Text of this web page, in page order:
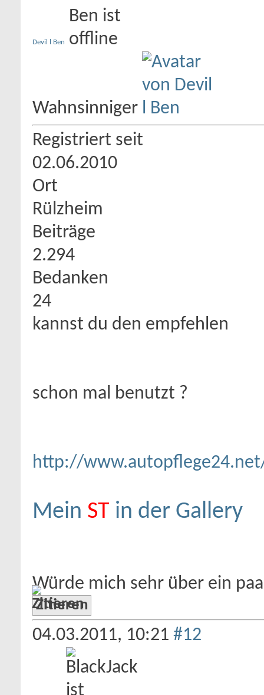
Devil l Ben
Wahnsinniger
Registriert seit
02.06.2010
Ort
Rülzheim
Beiträge
2.294
Bedanken
24
kannst du den empfehlen
schon mal benutzt ?
http://
Mein ST in der Gallery
Würde mich sehr über ein
Zitieren
04.03.2011, 10:21 #12